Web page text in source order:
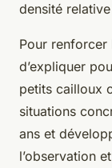
densité
Pour
d’expliquer
petits cailloux
situations
ans et
l’observation